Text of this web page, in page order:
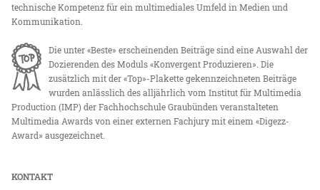
technische Kompetenz für ein multimediales Umfeld in Medien und
Kommunikation.
Die unter «Beste» erscheinenden Beiträge sind eine Auswahl der
Dozierenden des Moduls «Konvergent Produzieren». Die
zusätzlich mit der «Top»-Plakette gekennzeichneten Beiträge
wurden anlässlich des alljährlich vom Institut für Multimedia
Production (IMP) der Fachhochschule Graubünden veranstalteten
Multimedia Awards von einer externen Fachjury mit einem «Digezz-
Award» ausgezeichnet.
KONTAKT